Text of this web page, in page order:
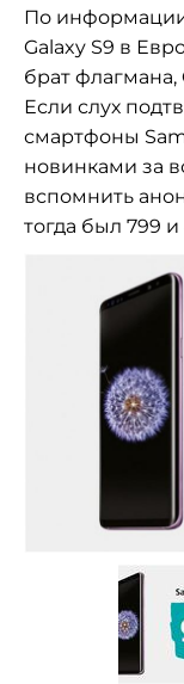
По
Galaxy S9 в
брат флагмана,
Если слух
смартфоны
новинками за
вспомнить
тогда был 799